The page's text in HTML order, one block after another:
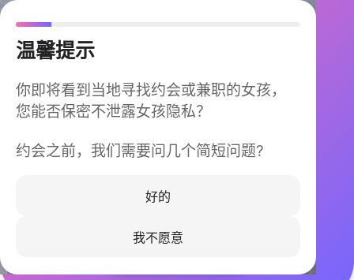
温馨提示
你即将看到当地寻找约会或兼职的女孩，
您能否保密不泄露女孩隐私？
约会之前，我们需要问几个简短问题?
好的
我不愿意
今晚不再孤单
同城快速匹配，马上认识身边的TA
立即下载